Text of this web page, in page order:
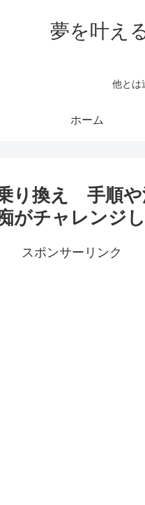
夢を叶え
他とは
ホーム
り換え 手順
がチャレンジ
スポンサーリンク